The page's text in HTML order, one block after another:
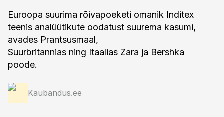
Euroopa suurima rõivapoeketi omanik Inditex
teenis analüütikute oodatust suurema kasumi,
avades Prantsusmaal,
Suurbritannias ning Itaalias Zara ja Bershka
poode.
Kaubandus.ee